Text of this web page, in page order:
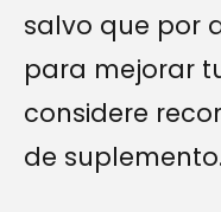
salvo que por
para mejorar
considere
de suplemento.